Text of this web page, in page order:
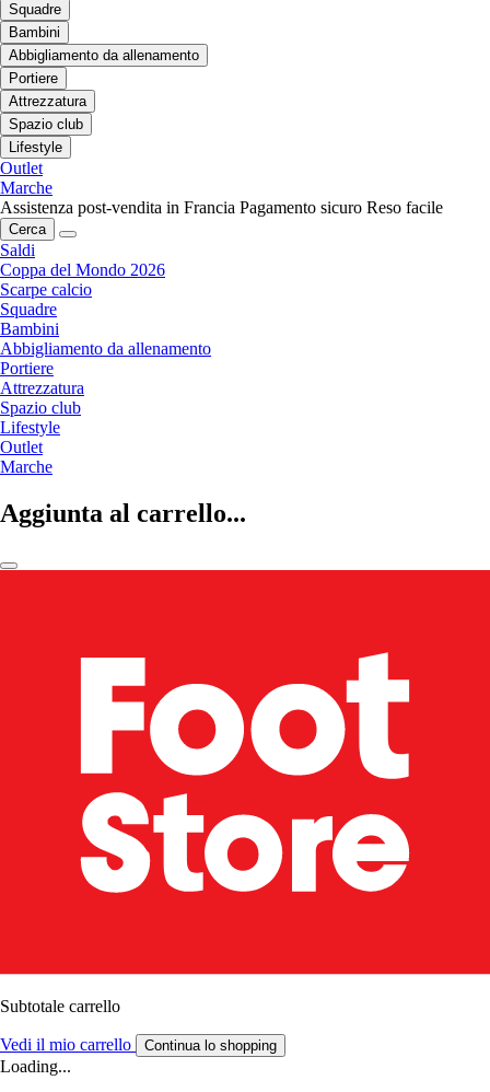
Squadre
Bambini
Abbigliamento da allenamento
Portiere
Attrezzatura
Spazio club
Lifestyle
Outlet
Marche
Assistenza post-vendita in Francia Pagamento sicuro Reso facile
Cerca
Saldi
Coppa del Mondo 2026
Scarpe calcio
Squadre
Bambini
Abbigliamento da allenamento
Portiere
Attrezzatura
Spazio club
Lifestyle
Outlet
Marche
Aggiunta al carrello...
Subtotale carrello
Vedi il mio carrello Continua lo shopping
Loading...